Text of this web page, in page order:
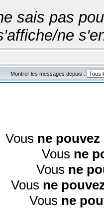
sais pas
ne
Montrer les messages depuis :
Vous ne pouvez
Vous ne
Vous ne
Vous ne
Vous ne